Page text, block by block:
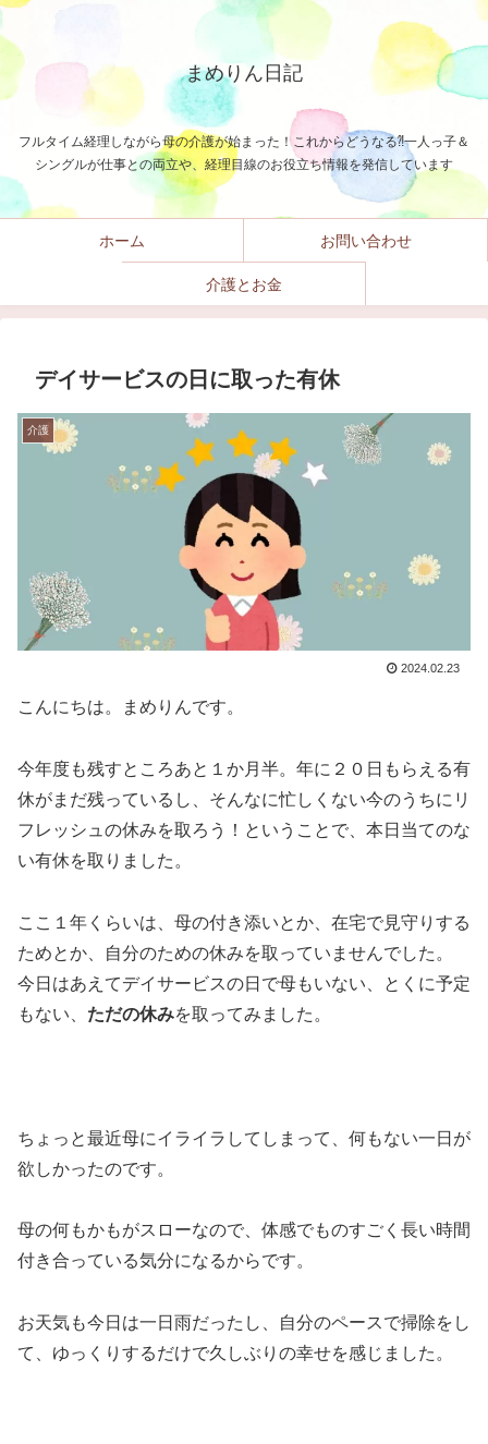
まめりん日記
フルタイム経理しながら母の介護が始まった！これからどうなる⁈一人っ子＆
シングルが仕事との両立や、経理目線のお役立ち情報を発信しています
ホーム お問い合わせ
介護とお金
デイサービスの日に取った有休
介護
2024.02.23
こんにちは。まめりんです。
今年度も残すところあと１か月半。年に２０日もらえる有
休がまだ残っているし、そんなに忙しくない今のうちにリ
フレッシュの休みを取ろう！ということで、本日当てのな
い有休を取りました。
ここ１年くらいは、母の付き添いとか、在宅で見守りする
ためとか、自分のための休みを取っていませんでした。
今日はあえてデイサービスの日で母もいない、とくに予定
もない、 ただの休みを取ってみました。
ちょっと最近母にイライラしてしまって、何もない一日が
欲しかったのです。
母の何もかもがスローなので、体感でものすごく長い時間
付き合っている気分になるからです。
お天気も今日は一日雨だったし、自分のペースで掃除をし
て、ゆっくりするだけで久しぶりの幸せを感じました。